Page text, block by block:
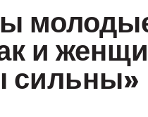
и
сильны»